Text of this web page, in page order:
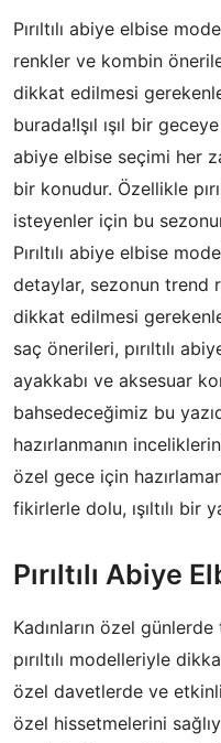
Pırıltılı abiye elbise
renkler ve kombin
dikkat edilmesi
burada!Işıl ışıl bir
abiye elbise seçimi her
bir konudur. Özellikle
isteyenler için bu
Pırıltılı abiye elbise
detaylar, sezonun trend
dikkat edilmesi
saç önerileri, pırıltılı
ayakkabı ve aksesuar
bahsedeceğimiz bu
hazırlanmanın
özel gece için
fikirlerle dolu, ışıltılı bir
Pırıltılı Abiye
Kadınların özel
pırıltılı modelleriyle
özel davetlerde ve
özel hissetmelerini